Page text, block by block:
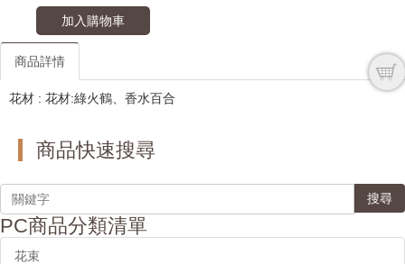
加入購物車
商品詳情
花材 : 花材:綠火鶴、香水百合
商品快速搜尋
搜尋
PC商品分類清單
花束